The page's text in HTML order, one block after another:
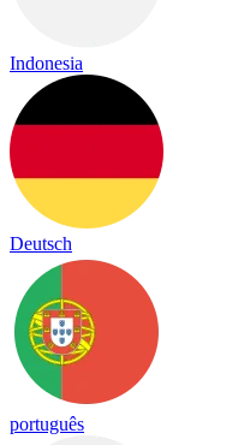
Indonesia
Deutsch
português